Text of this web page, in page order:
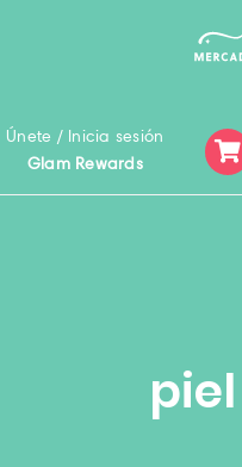
Únete / Inicia sesión
Glam Rewards